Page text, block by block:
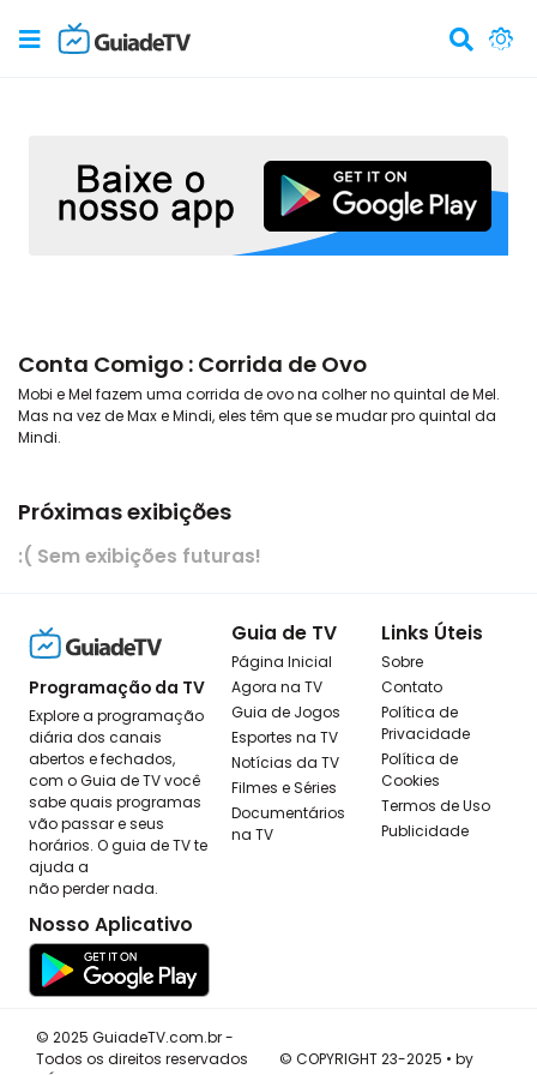
Conta Comigo : Corrida de Ovo
Mobi e Mel fazem uma corrida de ovo na colher no quintal de Mel.
Mas na vez de Max e Mindi, eles têm que se mudar pro quintal da
Mindi.
Próximas exibições
:( Sem exibições futuras!
Programação da TV
Explore a programação
diária dos canais
abertos e fechados,
com o Guia de TV você
sabe quais programas
vão passar e seus
horários. O guia de TV te
ajuda a
não perder nada.
Nosso Aplicativo
Guia de TV
Página Inicial
Agora na TV
Guia de Jogos
Esportes na TV
Notícias da TV
Filmes e Séries
Documentários
na TV
Links Úteis
Sobre
Contato
Política de
Privacidade
Política de
Cookies
Termos de Uso
Publicidade
© 2025 GuiadeTV.com.br -
Todos os direitos reservados
© COPYRIGHT 23-2025 • by